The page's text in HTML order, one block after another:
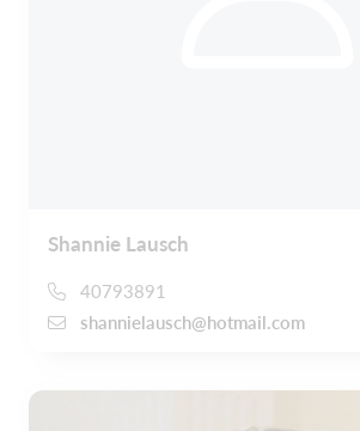
Shannie Lausch
40793891
shannielausch@hotmail.com